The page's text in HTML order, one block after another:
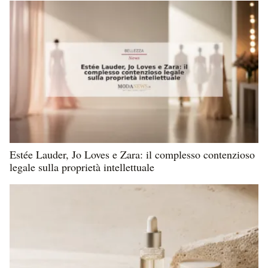
Estée Lauder, Jo Loves e Zara: il complesso contenzioso
legale sulla proprietà intellettuale